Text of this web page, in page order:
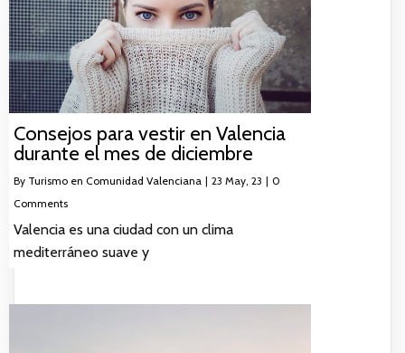
Consejos para vestir en Valencia
durante el mes de diciembre
By Turismo en Comunidad Valenciana | 23 May, 23 | 0
Comments
Valencia es una ciudad con un clima
mediterráneo suave y